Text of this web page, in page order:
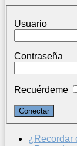
Usuario
Contraseña
Recuérdeme
¿Recordar